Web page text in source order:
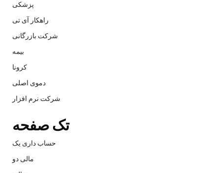
پزشکی
راهکار آی تی
شرکت بازرگانی
بیمه
کرونا
دموی اصلی
شرکت نرم افزار
تک صفحه
حساب داری یک
مالی دو